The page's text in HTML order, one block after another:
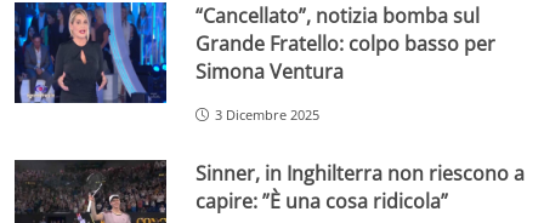
“Cancellato”, notizia bomba sul
Grande Fratello: colpo basso per
Simona Ventura
3 Dicembre 2025
Sinner, in Inghilterra non riescono a
capire: ”È una cosa ridicola”